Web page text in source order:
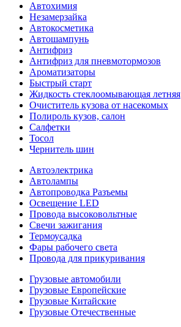
Автохимия
Незамерзайка
Автокосметика
Автошампунь
Антифриз
Антифриз для пневмотормозов
Ароматизаторы
Быстрый старт
Жидкость стеклоомывающая летняя
Очиститель кузова от насекомых
Полироль кузов, салон
Салфетки
Тосол
Чернитель шин
Автоэлектрика
Автолампы
Автопроводка Разъемы
Освещение LED
Провода высоковольтные
Свечи зажигания
Термоусадка
Фары рабочего света
Провода для прикуривания
Грузовые автомобили
Грузовые Европейские
Грузовые Китайские
Грузовые Отечественные